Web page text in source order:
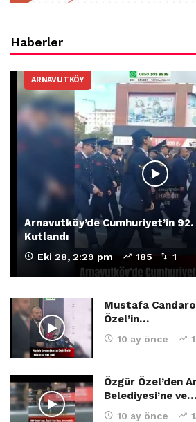
Haberler
ARNAVUTKÖY
Arnavutköy’de Cumhuriyet’in 92.
Kutlandı
Eki 28, 2:29 pm 185 1
Mustafa
Özel’in…
10 ay önce
Özgür Özel’den
Belediyesi’ne ve…
10 ay önce